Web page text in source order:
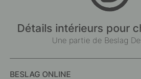
Détails intérieurs pour
Une partie de Beslag
BESLAG ONLINE